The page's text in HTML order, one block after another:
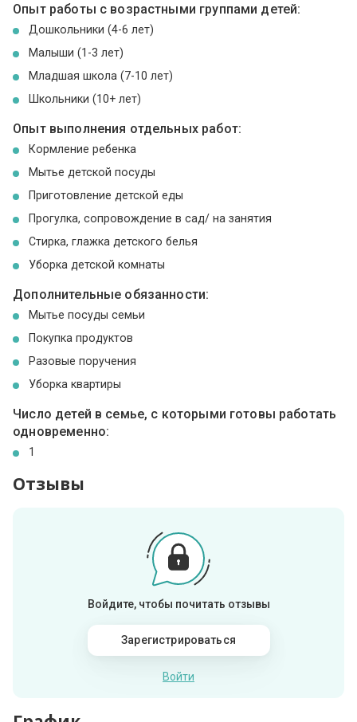
Опыт работы с возрастными группами детей:
Дошкольники (4-6 лет)
Малыши (1-3 лет)
Младшая школа (7-10 лет)
Школьники (10+ лет)
Опыт выполнения отдельных работ:
Кормление ребенка
Мытье детской посуды
Приготовление детской еды
Прогулка, сопровождение в сад/ на занятия
Стирка, глажка детского белья
Уборка детской комнаты
Дополнительные обязанности:
Мытье посуды семьи
Покупка продуктов
Разовые поручения
Уборка квартиры
Число детей в семье, с которыми готовы работать
одновременно:
1
Отзывы
Войдите, чтобы почитать отзывы
Зарегистрироваться
Войти